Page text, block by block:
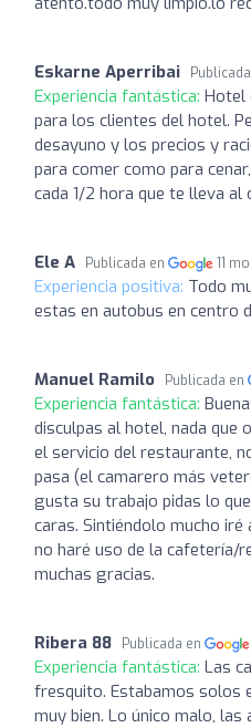
Eskarne Aperribai
Experiencia fantástica: Hotel
para los clientes del hotel.
desayuno y los precios y
para comer como para
cada 1/2 hora que te lleva al
Ele A Publicada en 11
Experiencia positiva: Todo
estas en autobus en centro
Manuel Ramilo Publicada en
Experiencia fantástica:
disculpas al hotel, nada que
el servicio del restaurante,
pasa (el camarero más
gusta su trabajo pidas lo
caras. Sintiéndolo mucho
no haré uso de la cafetería/
muchas gracias.
Ribera 88 Publicada en
Experiencia fantástica: Las
fresquito. Estabamos solos
muy bien. Lo único malo, las